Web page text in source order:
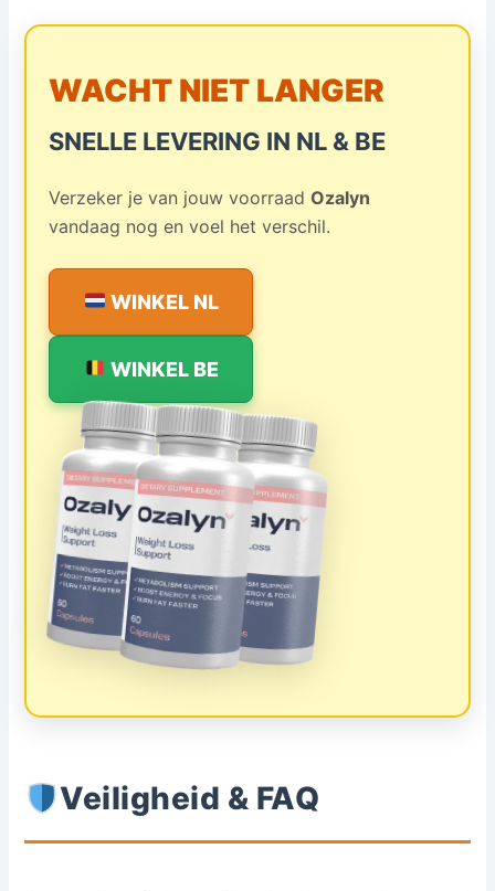
WACHT NIET LANGER
SNELLE LEVERING IN NL & BE
Verzeker je van jouw voorraadOzalyn
vandaag nog en voel het verschil.
WINKEL NL
WINKEL BE
Veiligheid & FAQ